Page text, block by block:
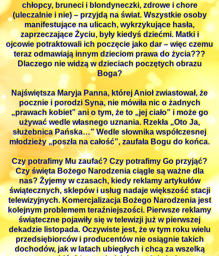
chłopcy, bruneci i blondyneczki, zdrowe i chore
(uleczalnie i nie) – przyjdą na świat. Wszystkie osoby
manifestujące na ulicach, wykrzykujące hasła,
zaprzeczające Życiu, były kiedyś dziećmi. Matki i
ojcowie potraktowali ich poczęcie jako dar – więc czemu
teraz odmawiają innym dzieciom prawa do życia???
Dlaczego nie widzą w dzieciach poczętych obrazu
Boga?
Najświętsza Maryja Panna, której Anioł zwiastował, że
pocznie i porodzi Syna, nie mówiła nic o żadnych
„prawach kobiet” ani o tym, że to „jej ciało” i może go
używać wedle własnego uznania. Rzekła „Oto Ja,
służebnica Pańska…” Wedle słownika współczesnej
młodzieży „poszła na całość”, zaufała Bogu do końca.
Czy potrafimy Mu zaufać? Czy potrafimy Go przyjąć?
Czy święta Bożego Narodzenia ciągle są ważne dla
nas? Żyjemy w czasach, kiedy reklamy artykułów
świątecznych, sklepów i usług nadaje większość stacji
telewizyjnych. Komercjalizacja Bożego Narodzenia jest
kolejnym problemem teraźniejszości. Pierwsze reklamy
świąteczne pojawiły się w telewizji już w pierwszej
dekadzie listopada. Oczywiste jest, że w tym roku wielu
przedsiębiorców i producentów nie osiągnie takich
dochodów, jak w latach ubiegłych i chcą za wszelką